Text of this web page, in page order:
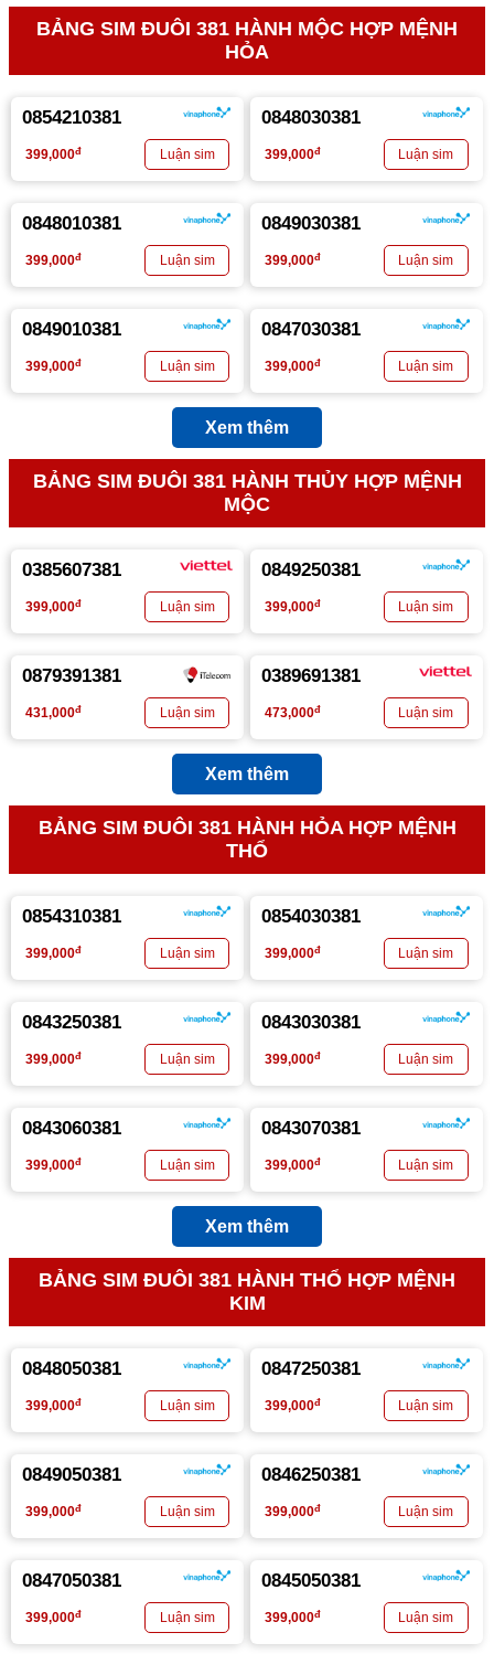
BẢNG SIM ĐUÔI 381 HÀNH MỘC HỢP MỆNH
HỎA
0854210381
399,000đ
0848030381
399,000đ
0848010381
399,000đ
0849030381
399,000đ
0849010381
399,000đ
0847030381
399,000đ
Xem thêm
BẢNG SIM ĐUÔI 381 HÀNH THỦY HỢP MỆNH
MỘC
0385607381
399,000đ
0849250381
399,000đ
0879391381
431,000đ
0389691381
473,000đ
Xem thêm
BẢNG SIM ĐUÔI 381 HÀNH HỎA HỢP MỆNH
THỔ
0854310381
399,000đ
0854030381
399,000đ
0843250381
399,000đ
0843030381
399,000đ
0843060381
399,000đ
0843070381
399,000đ
Xem thêm
BẢNG SIM ĐUÔI 381 HÀNH THỔ HỢP MỆNH
KIM
0848050381
399,000đ
0847250381
399,000đ
0849050381
399,000đ
0846250381
399,000đ
0847050381
399,000đ
0845050381
399,000đ